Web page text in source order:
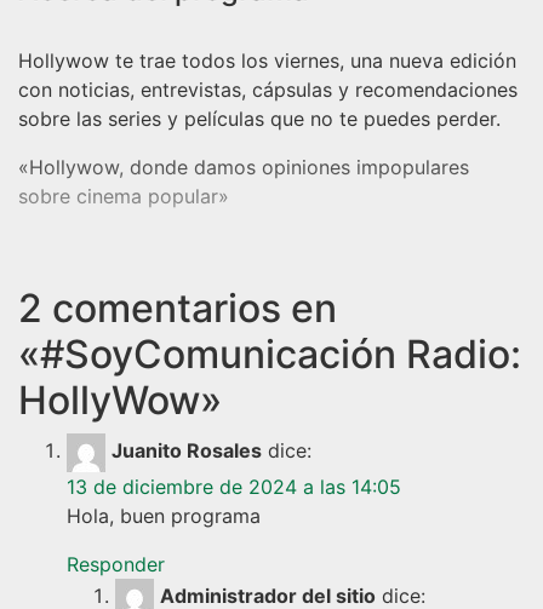
Hollywow te trae todos los viernes, una nueva edición
con noticias, entrevistas, cápsulas y recomendaciones
sobre las series y películas que no te puedes perder.
«Hollywow, donde damos opiniones impopulares
sobre cinema popular»
2 comentarios en
«#SoyComunicación Radio:
HollyWow»
Juanito Rosales dice:
13 de diciembre de 2024 a las 14:05
Hola, buen programa
Responder
Administrador del sitio dice: